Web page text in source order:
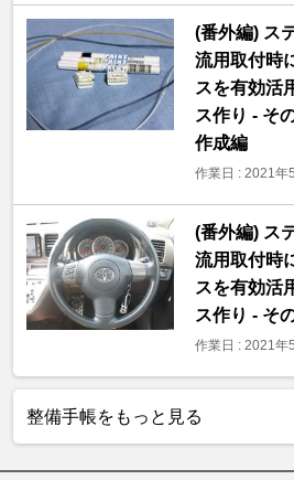
(番外編) ス
流用取付時
スを有効活
ス作り - そ
作成編
作業日 : 2021年
(番外編) ス
流用取付時
スを有効活
ス作り - そ
作業日 : 2021年
整備手帳をもっと見る